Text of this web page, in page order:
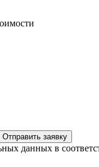
Отправить заявку
данных в